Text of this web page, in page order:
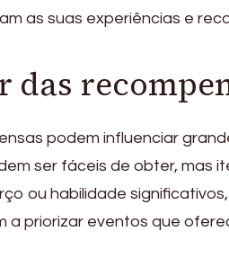
as suas experiências e
das
podem influenciar
ser fáceis de obter, mas
ou habilidade
a priorizar eventos que